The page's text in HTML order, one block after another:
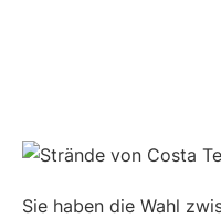
Sie haben die Wahl